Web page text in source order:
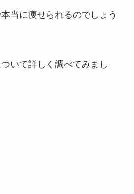
当に痩せられるのでしょう
いて詳しく調べてみまし